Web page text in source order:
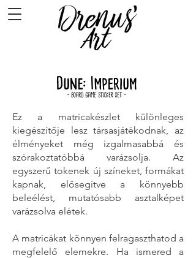
Ez a matricakészlet különleges
kiegészítője lesz társasjátékodnak, az
élményeket még izgalmasabbá és
szórakoztatóbbá varázsolja. Az
egyszerű tokenek új színeket, formákat
kapnak, elősegítve a könnyebb
beleélést, mutatósabb asztalképet
varázsolva elétek.
A matricákat könnyen felragaszthatod a
megfelelő elemekre. Ha ismered a